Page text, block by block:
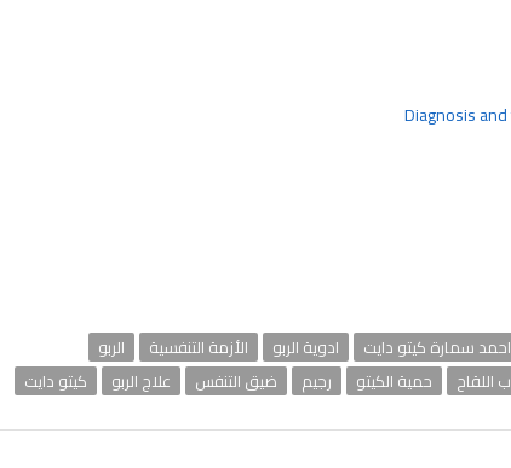
Diagnosis
احمد سمارة كيتو دايت ادوية الربو الأزمة التنفسية
الربو
اللقاح حمية الكيتو رجيم ضيق التنفس علاج الربو كيتو دايت